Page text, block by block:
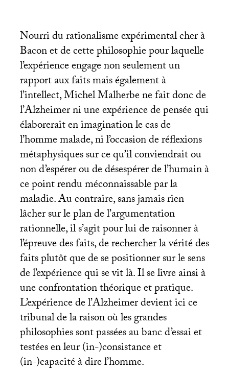
Nourri du rationalisme expérimental cher à
Bacon et de cette philosophie pour laquelle
l’expérience engage non seulement un
rapport aux faits mais également à
l’intellect, Michel Malherbe ne fait donc de
l’Alzheimer ni une expérience de pensée qui
élaborerait en imagination le cas de
l’homme malade, ni l’occasion de réflexions
métaphysiques sur ce qu’il conviendrait ou
non d’espérer ou de désespérer de l’humain à
ce point rendu méconnaissable par la
maladie. Au contraire, sans jamais rien
lâcher sur le plan de l’argumentation
rationnelle, il s’agit pour lui de raisonner à
l’épreuve des faits, de rechercher la vérité des
faits plutôt que de se positionner sur le sens
de l’expérience qui se vit là. Il se livre ainsi à
une confrontation théorique et pratique.
L’expérience de l’Alzheimer devient ici ce
tribunal de la raison où les grandes
philosophies sont passées au banc d’essai et
testées en leur (in-)consistance et
(in-)capacité à dire l’homme.